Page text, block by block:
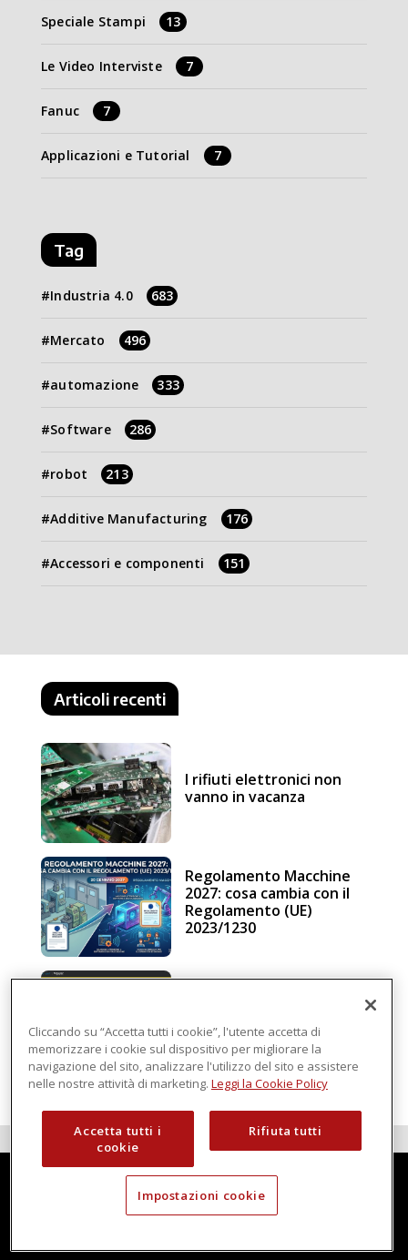
Speciale Stampi 13
Le Video Interviste 7
Fanuc 7
Applicazioni e Tutorial 7
Tag
Industria 4.0 683
Mercato 496
automazione 333
Software 286
robot 213
Additive Manufacturing 176
Accessori e componenti 151
Articoli recenti
I rifiuti elettronici non
vanno in vacanza
Regolamento Macchine
2027: cosa cambia con il
Regolamento (UE)
2023/1230
intelligenza in cloud
Cliccando su “Accetta tutti i cookie”, l'utente accetta di
memorizzare i cookie sul dispositivo per migliorare la
navigazione del sito, analizzare l'utilizzo del sito e assistere
nelle nostre attività di marketing. Leggi la Cookie Policy
Accetta tutti i
cookie
Rifiuta tutti
Impostazioni cookie